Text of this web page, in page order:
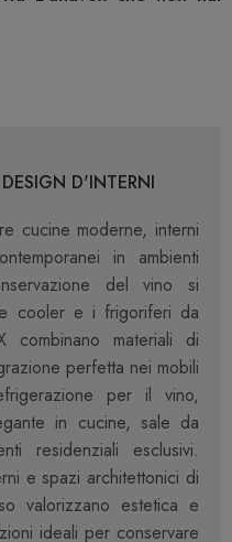
D'INTERNI
cucine moderne, interni
in ambienti
del vino si
cooler e i frigoriferi da
combinano materiali di
perfetta nei mobili
per il vino,
in cucine, sale da
residenziali esclusivi.
e spazi architettonici di
valorizzano estetica e
ideali per conservare